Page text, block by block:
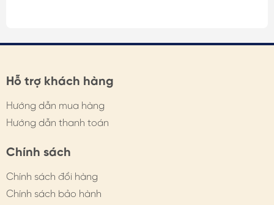
Hỗ trợ khách hàng
Hướng dẫn mua hàng
Hướng dẫn thanh toán
Chính sách
Chính sách đổi hàng
Chính sách bảo hành